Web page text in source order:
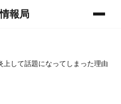
報局 メニュー
して話題になってしまった理由